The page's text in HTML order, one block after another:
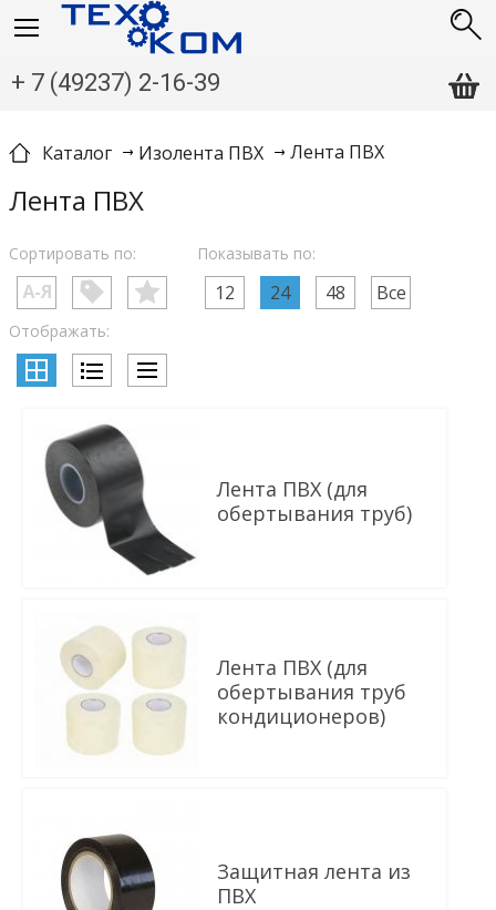
+ 7 (49237) 2-16-39
Каталог Изолента ПВХ Лента ПВХ
Лента ПВХ
Сортировать по: Показывать по:
12 24 48 Все
Отображать:
Лента ПВХ (для
обертывания труб)
Лента ПВХ (для
обертывания труб
кондиционеров)
Защитная лента из
ПВХ